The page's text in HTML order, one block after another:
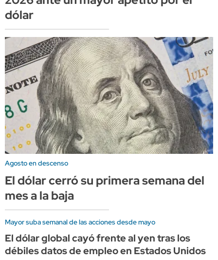
dólar
Agosto en descenso
El dólar cerró su primera semana del
mes a la baja
Mayor suba semanal de las acciones desde mayo
El dólar global cayó frente al yen tras los
débiles datos de empleo en Estados Unidos